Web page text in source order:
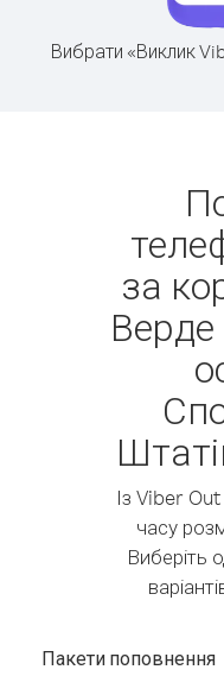
Вибрати «Виклик
за
Верде
Із Viber
часу
Виберіть
Пакети поповнення